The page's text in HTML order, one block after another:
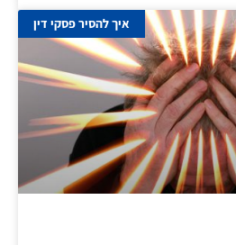
איך להסיר פסקי דין